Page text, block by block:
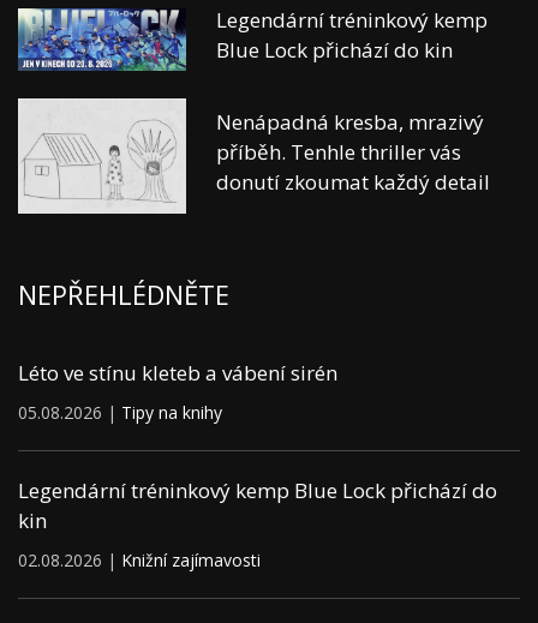
Legendární tréninkový kemp
Blue Lock přichází do kin
Nenápadná kresba, mrazivý
příběh. Tenhle thriller vás
donutí zkoumat každý detail
NEPŘEHLÉDNĚTE
Léto ve stínu kleteb a vábení sirén
05.08.2026 | Tipy na knihy
Legendární tréninkový kemp Blue Lock přichází do
kin
02.08.2026 | Knižní zajímavosti